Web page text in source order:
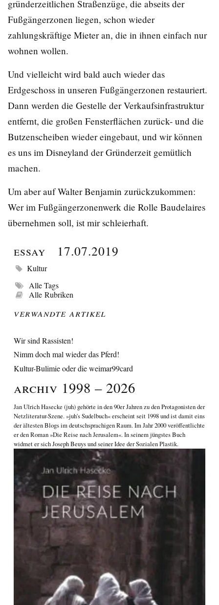
gründerzeitlichen Straßenzüge, die abseits der
Fußgängerzonen liegen, schon wieder
zahlungskräftige Mieter an, die in ihnen einfach nur
wohnen wollen.
Und vielleicht wird bald auch wieder das
Erdgeschoss in unseren Fußgängerzonen restauriert.
Dann werden die Gestelle der Verkaufsinfrastruktur
entfernt, die großen Fensterflächen zurück- und die
Butzenscheiben wieder eingebaut, und wir können
es uns im Disneyland der Gründerzeit gemütlich
machen.
Um aber auf Walter Benjamin zurückzukommen:
Wer im Fußgängerzonenwerk die Rolle Baudelaires
übernehmen soll, ist mir schleierhaft.
Essay 17.07.2019
Kultur
Alle Tags
Alle Rubriken
Verwandte Artikel
Wir sind Rassisten!
Nimm doch mal wieder das Pferd!
Kultur-Bulimie oder die weimar99card
Archiv 1998 – 2026
Jan Ulrich Hasecke (juh) gehörte in den 90er Jahren zu den Protagonisten der
Netzliteratur-Szene. »juh's Sudelbuch« erscheint seit 1998 und ist damit eins
der ältesten Blogs im deutschsprachigen Raum. Im Jahr 2000 veröffentlichte
er den Roman»Die Reise nach Jerusalem«. In seinem jüngstes Buch
widmet er sichJoseph Beuys und seiner Idee der Sozialen Plastik.